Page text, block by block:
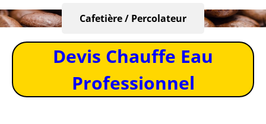
Cafetière / Percolateur
Devis Chauffe Eau
Professionnel